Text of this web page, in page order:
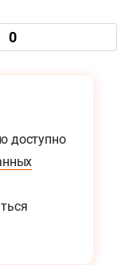
0
доступно